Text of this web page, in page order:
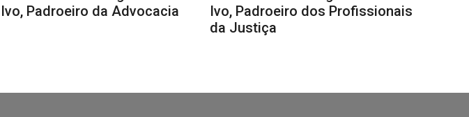
Ivo, Padroeiro da Advocacia
Ivo, Padroeiro dos Profissionais
da Justiça